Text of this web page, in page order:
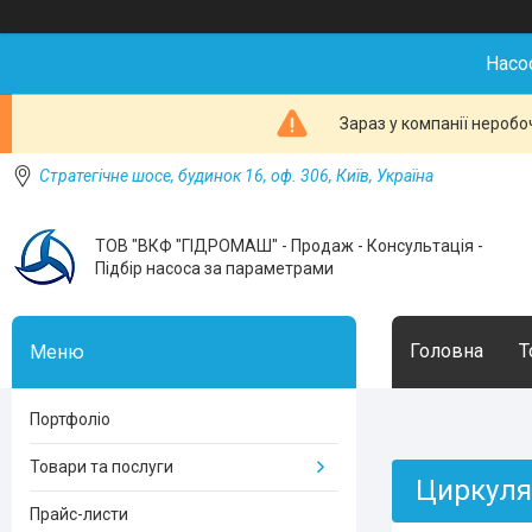
Зараз у компанії
Стратегічне шосе, будинок 16, оф. 306, Київ, Україна
ТОВ "ВКФ "ГІДРОМАШ" - Продаж - Консультація -
Підбір насоса за параметрами
Головна
Портфоліо
Товари та послуги
Прайс-листи